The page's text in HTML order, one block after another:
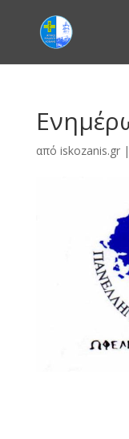
από iskozanis.gr|